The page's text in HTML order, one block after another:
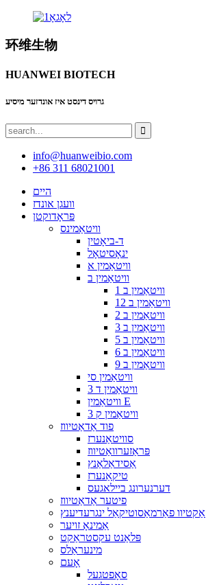
环维生物
HUANWEI BIOTECH
גרויס דינסט איז אונדזער מיסיע
info@huanweibio.com
+86 311 68021001
היים
וועגן אונדז
פּראָדוקטן
וויטאַמינס
ד-ביאָטין
ינאָסיטאָל
וויטאַמין א
וויטאַמין ב
וויטאַמין ב 1
וויטאַמין ב 12
וויטאַמין ב 2
וויטאַמין ב 3
וויטאַמין ב 5
וויטאַמין ב 6
וויטאַמין ב 9
וויטאַמין סי
וויטאַמין ד 3
וויטאַמין E
וויטאַמין ק 3
פוד אַדאַטיווז
סוויטאַנערז
פּראַזערוואַטיווז
אַסידאַלאַנץ
טיקאַנערז
דערנערונג ביילאגעס
פיטער אַדאַטיווז
אַקטיוו פאַרמאַסוטיקאַל ינגרעדיענץ
אַמינאָ זויער
פּלאַנט עקסטראַקט
מינעראַלס
אָעם
סאָפטגעל